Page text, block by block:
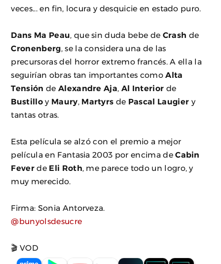
veces... en fin, locura y desquicie en estado puro.
Dans Ma Peau , que sin duda bebe de Crash de
Cronenberg , se la considera una de las
precursoras del horror extremo francés. A ella la
seguirían obras tan importantes como Alta
Tensión de Alexandre Aja Al Interior de
Bustilloy Maury Martyrs de Pascal Laugier y
tantas otras.
Esta película se alzó con el premio a mejor
película en Fantasia 2003 por encima deCabin
Fever de Eli Roth , me parece todo un logro, y
muy merecido.
Firma: Sonia Antorveza.
@bunyolsdesucre
🎬 VOD